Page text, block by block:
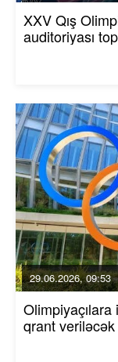
XXV Qış
auditoriyası
29.06.2026, 09:53
qrant veriləcək